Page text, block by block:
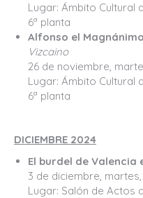
Lugar: Ámbito Cultural
6ª planta
Alfonso el
Vizcaino
26 de noviembre,
Lugar: Ámbito Cultural
6ª planta
DICIEMBRE 2024
El burdel de Valencia
3 de diciembre, martes,
Lugar: Salón de Actos